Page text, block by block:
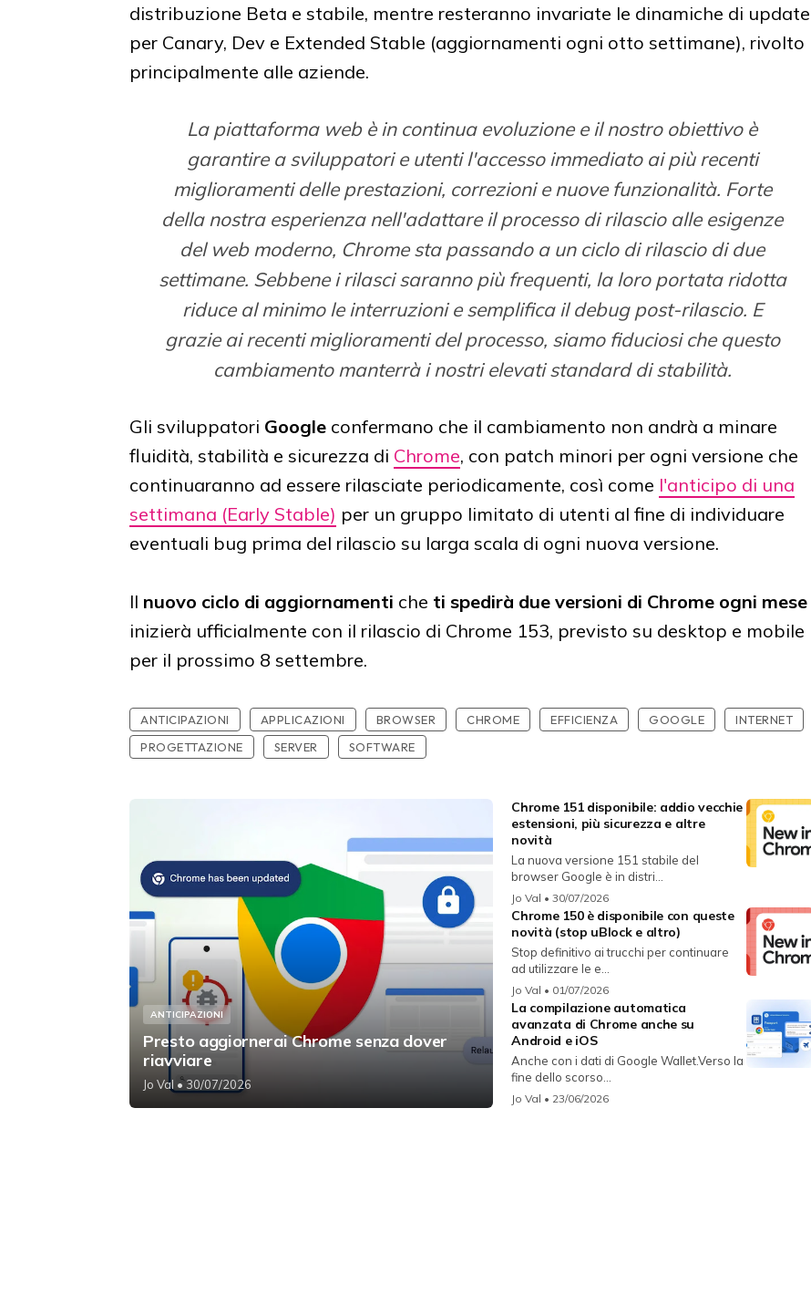
distribuzione Beta e stabile, mentre resteranno invariate le dinamiche di update
per Canary, Dev e Extended Stable (aggiornamenti ogni otto settimane), rivolto
principalmente alle aziende.
La piattaforma web è in continua evoluzione e il nostro obiettivo è
garantire a sviluppatori e utenti l'accesso immediato ai più recenti
miglioramenti delle prestazioni, correzioni e nuove funzionalità. Forte
della nostra esperienza nell'adattare il processo di rilascio alle esigenze
del web moderno, Chrome sta passando a un ciclo di rilascio di due
settimane. Sebbene i rilasci saranno più frequenti, la loro portata ridotta
riduce al minimo le interruzioni e semplifica il debug post-rilascio. E
grazie ai recenti miglioramenti del processo, siamo fiduciosi che questo
cambiamento manterrà i nostri elevati standard di stabilità.
Gli sviluppatori Google confermano che il cambiamento non andrà a minare
fluidità, stabilità e sicurezza di Chrome, con patch minori per ogni versione che
continuaranno ad essere rilasciate periodicamente, così come l'anticipo di una
settimana (Early Stable) per un gruppo limitato di utenti al fine di individuare
eventuali bug prima del rilascio su larga scala di ogni nuova versione.
Il nuovo ciclo di aggiornamenti che ti spedirà due versioni di Chrome ogni mese
inizierà ufficialmente con il rilascio di Chrome 153, previsto su desktop e mobile
per il prossimo 8 settembre.
ANTICIPAZIONI APPLICAZIONI BROWSER CHROME EFFICIENZA GOOGLE
INTERNET
PROGETTAZIONE
SERVER SOFTWARE
ANTICIPAZIONI
Presto aggiornerai Chrome senza dover
riavviare
Jo Val • 30/07/2026
Chrome 151 disponibile: addio vecchie
estensioni, più sicurezza e altre
novità
La nuova versione 151 stabile del
browser Google è in distri...
Jo Val • 30/07/2026
Chrome 150 è disponibile con queste
novità (stop uBlock e altro)
Stop definitivo ai trucchi per continuare
ad utilizzare le e...
Jo Val • 01/07/2026
La compilazione automatica
avanzata di Chrome anche su
Android e iOS
Anche con i dati di Google Wallet.Verso la
fine dello scorso...
Jo Val • 23/06/2026